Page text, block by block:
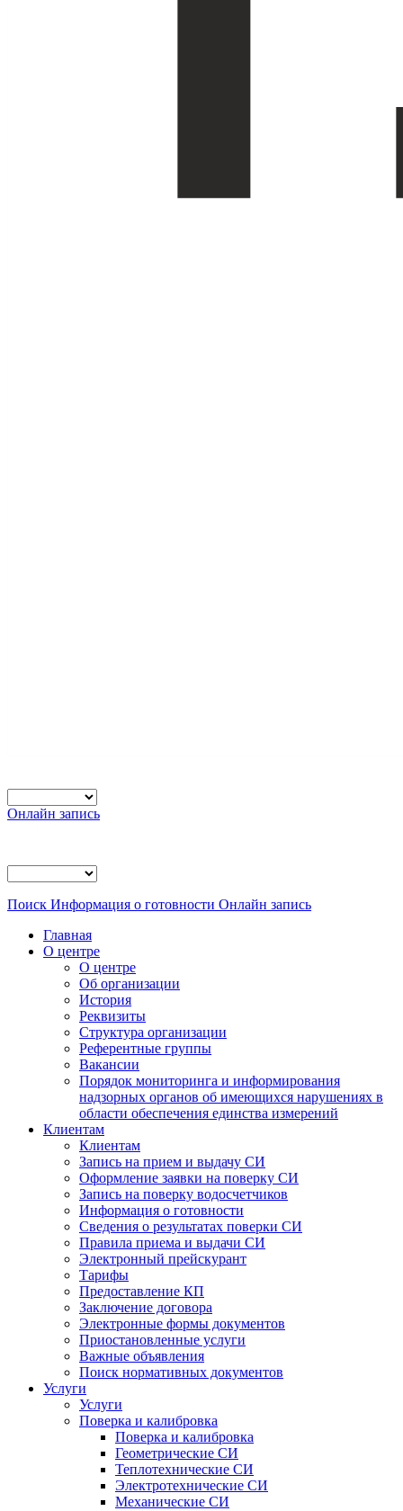
Онлайн запись
Поиск Информация о готовности Онлайн запись
Главная
О центре
О центре
Об организации
История
Реквизиты
Структура организации
Референтные группы
Вакансии
Порядок мониторинга и информирования
надзорных органов об имеющихся нарушениях в
области обеспечения единства измерений
Клиентам
Клиентам
Запись на прием и выдачу СИ
Оформление заявки на поверку СИ
Запись на поверку водосчетчиков
Информация о готовности
Сведения о результатах поверки СИ
Правила приема и выдачи СИ
Электронный прейскурант
Тарифы
Предоставление КП
Заключение договора
Электронные формы документов
Приостановленные услуги
Важные объявления
Поиск нормативных документов
Услуги
Услуги
Поверка и калибровка
Поверка и калибровка
Геометрические СИ
Теплотехнические СИ
Электротехнические СИ
Механические СИ